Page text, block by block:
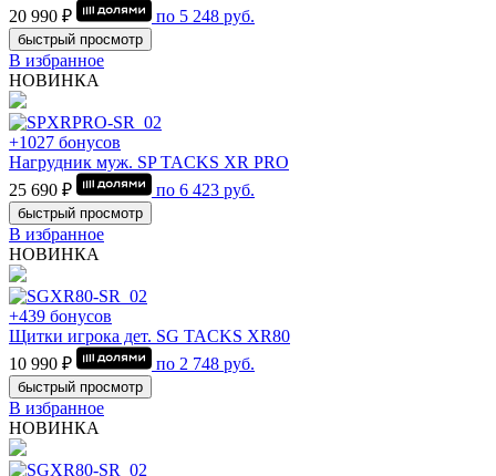
20 990 ₽
по 5 248 руб.
быстрый просмотр
В избранное
НОВИНКА
+1027 бонусов
Нагрудник муж. SP TACKS XR PRO
25 690 ₽
по 6 423 руб.
быстрый просмотр
В избранное
НОВИНКА
+439 бонусов
Щитки игрока дет. SG TACKS XR80
10 990 ₽
по 2 748 руб.
быстрый просмотр
В избранное
НОВИНКА